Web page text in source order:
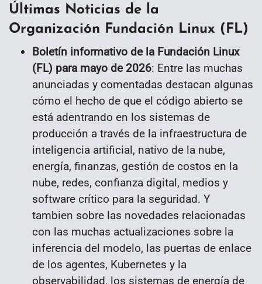
Últimas Noticias de la
Organización Fundación Linux (FL)
Boletín informativo de la Fundación Linux
(FL) para mayo de 2026: Entre las muchas
anunciadas y comentadas destacan algunas
cómo el hecho de que el código abierto se
está adentrando en los sistemas de
producción a través de la infraestructura de
inteligencia artificial, nativo de la nube,
energía, finanzas, gestión de costos en la
nube, redes, confianza digital, medios y
software crítico para la seguridad. Y
tambien sobre las novedades relacionadas
con las muchas actualizaciones sobre la
inferencia del modelo, las puertas de enlace
de los agentes, Kubernetes y la
observabilidad, los sistemas de energía de